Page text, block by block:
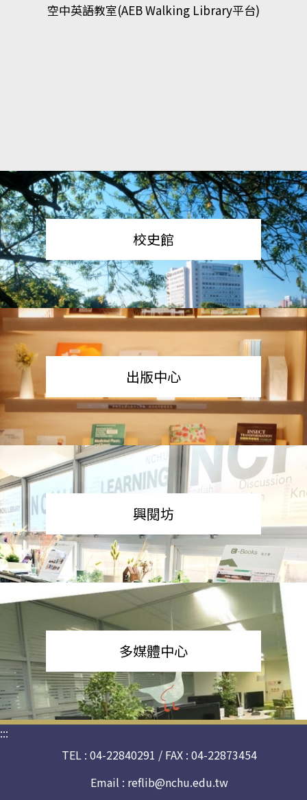
網管人(kono平台)
校史館
出版中心
興閱坊
多媒體中心
:::
TEL : 04-22840291 / FAX : 04-22873454
Email : reflib@nchu.edu.tw